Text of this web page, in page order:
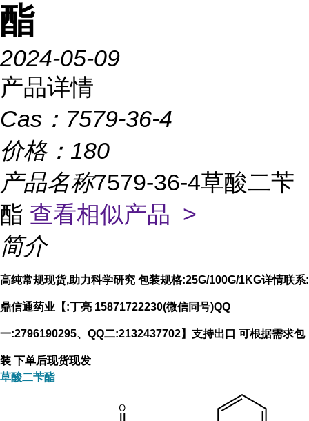
酯
2024-05-09
产品详情
Cas： 7579-36-4
价格： 180
产品名称7579-36-4草酸二苄
酯 查看相似产品 >
简介
高纯常规现货,助力科学研究 包装规格:25G/100G/1KG详情联系:
鼎信通药业【:丁亮 15871722230(微信同号)QQ
一:2796190295、QQ二:2132437702】支持出口 可根据需求包
装 下单后现货现发
草酸二苄酯